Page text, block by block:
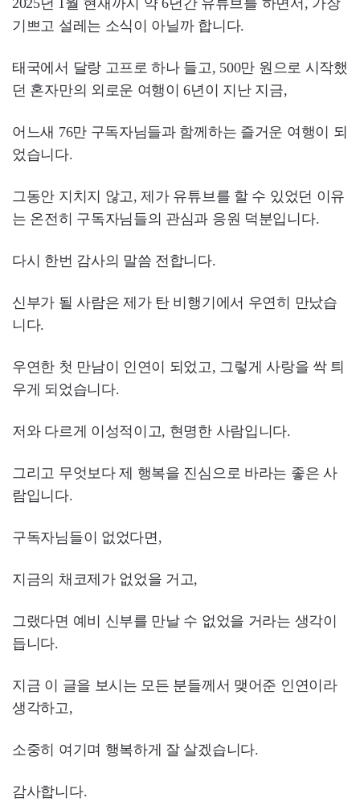
2025년 1월 현재까지 약 6년간 유튜브를 하면서, 가장
기쁘고 설레는 소식이 아닐까 합니다.
태국에서 달랑 고프로 하나 들고, 500만 원으로 시작했
던 혼자만의 외로운 여행이 6년이 지난 지금,
어느새 76만 구독자님들과 함께하는 즐거운 여행이 되
었습니다.
그동안 지치지 않고, 제가 유튜브를 할 수 있었던 이유
는 온전히 구독자님들의 관심과 응원 덕분입니다.
다시 한번 감사의 말씀 전합니다.
신부가 될 사람은 제가 탄 비행기에서 우연히 만났습
니다.
우연한 첫 만남이 인연이 되었고, 그렇게 사랑을 싹 틔
우게 되었습니다.
저와 다르게 이성적이고, 현명한 사람입니다.
그리고 무엇보다 제 행복을 진심으로 바라는 좋은 사
람입니다.
구독자님들이 없었다면,
지금의 채코제가 없었을 거고,
그랬다면 예비 신부를 만날 수 없었을 거라는 생각이
듭니다.
지금 이 글을 보시는 모든 분들께서 맺어준 인연이라
생각하고,
소중히 여기며 행복하게 잘 살겠습니다.
감사합니다.